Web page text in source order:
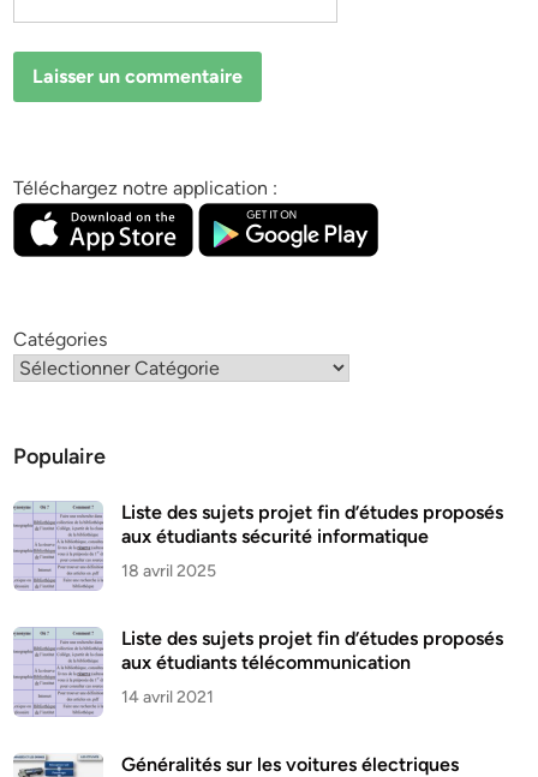
Téléchargez notre application :
Catégories
Populaire
Liste des sujets projet fin d’études proposés
aux étudiants sécurité informatique
18 avril 2025
Liste des sujets projet fin d’études proposés
aux étudiants télécommunication
14 avril 2021
Généralités sur les voitures électriques